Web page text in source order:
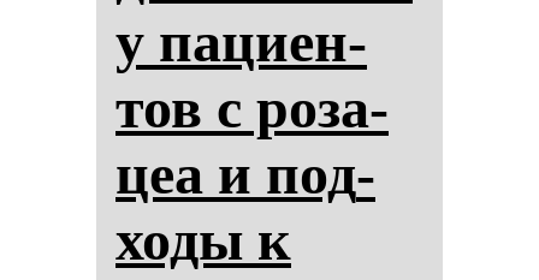
у па­ци­ен­
тов с ро­за­
цеа и под­
хо­ды к